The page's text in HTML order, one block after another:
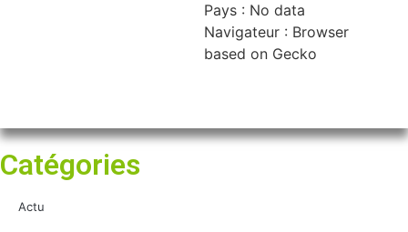
Pays : No data
Navigateur : Browser
based on Gecko
Catégories
Actu